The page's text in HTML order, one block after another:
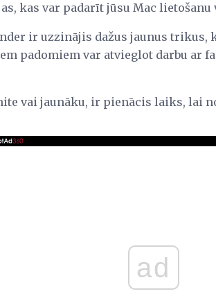
kas var padarīt jūsu Mac lietošanu
ir uzzinājis dažus jaunus trikus,
padomiem var atvieglot darbu ar
vai jaunāku, ir pienācis laiks, lai
ad